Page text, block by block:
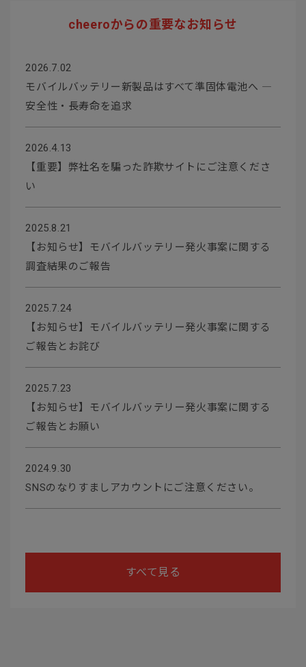
cheeroからの重要なお知らせ
2026.7.02
モバイルバッテリー新製品はすべて準固体電池へ ―
安全性・長寿命を追求
2026.4.13
【重要】弊社名を騙った詐欺サイトにご注意くださ
い
2025.8.21
【お知らせ】モバイルバッテリー発火事案に関する
調査結果のご報告
2025.7.24
【お知らせ】モバイルバッテリー発火事案に関する
ご報告とお詫び
2025.7.23
【お知らせ】モバイルバッテリー発火事案に関する
ご報告とお願い
2024.9.30
SNSのなりすましアカウントにご注意ください。
すべて見る